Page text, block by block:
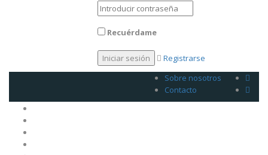
Recuérdame
Registrarse
Sobre nosotros
Contacto